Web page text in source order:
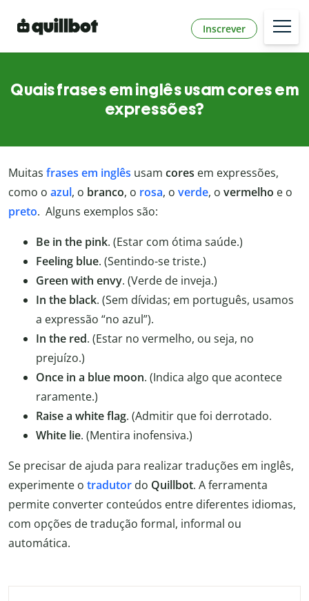
Inscrever
Quais frases em inglês usam cores em
expressões?
Muitas frases em inglês usam cores em expressões,
como o azul, o branco, o rosa, o verde, o vermelho e o
preto. Alguns exemplos são:
Be in the pink. (Estar com ótima saúde.)
Feeling blue. (Sentindo-se triste.)
Green with envy. (Verde de inveja.)
In the black. (Sem dívidas; em português, usamos
a expressão “no azul”).
In the red. (Estar no vermelho, ou seja, no
prejuízo.)
Once in a blue moon. (Indica algo que acontece
raramente.)
Raise a white flag. (Admitir que foi derrotado.
White lie. (Mentira inofensiva.)
Se precisar de ajuda para realizar traduções em inglês,
experimente o tradutor do Quillbot. A ferramenta
permite converter conteúdos entre diferentes idiomas,
com opções de tradução formal, informal ou
automática.